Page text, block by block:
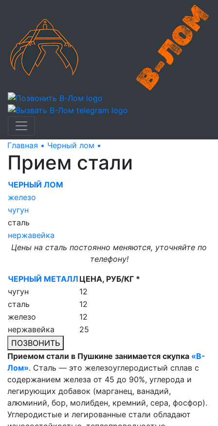
Главная • Черный лом •
Прием стали
ЧЕРНЫЙ ЛОМ
железо
чугун
сталь
нержавейка
Цены на сталь постоянно меняются, уточняйте по
телефону!
ЧЕРНЫЙ МЕТАЛЛ ЦЕНА, РУБ/КГ *
чугун
12
сталь
12
железо
12
нержавейка
25
ПОЗВОНИТЬ
Приемом стали в Пушкине занимается скупка «В-
Лом». Сталь — это железоуглеродистый сплав с
содержанием железа от 45 до 90%, углерода и
легирующих добавок (марганец, ванадий,
алюминий, бор, молибден, кремний, сера, фосфор).
Углеродистые и легированные стали обладают